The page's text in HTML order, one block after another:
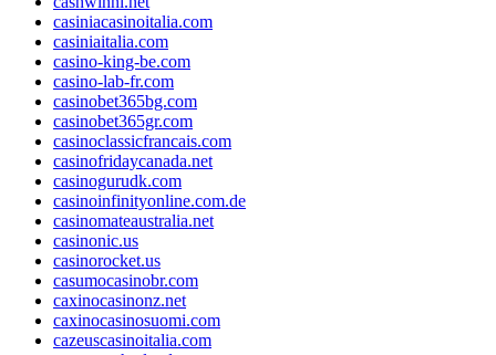
casiniacasinoitalia.com
casiniaitalia.com
casino-king-be.com
casino-lab-fr.com
casinobet365bg.com
casinobet365gr.com
casinoclassicfrancais.com
casinofridaycanada.net
casinogurudk.com
casinoinfinityonline.com.de
casinomateaustralia.net
casinonic.us
casinorocket.us
casumocasinobr.com
caxinocasinonz.net
caxinocasinosuomi.com
cazeuscasinoitalia.com